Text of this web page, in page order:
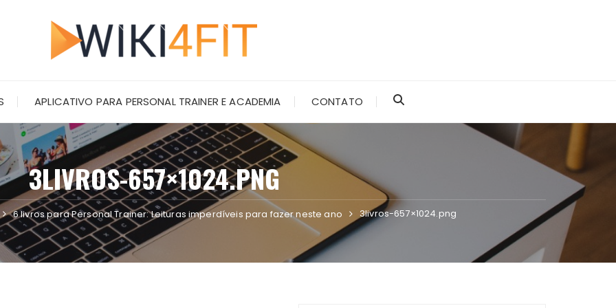
APLICATIVO PARA PERSONAL TRAINER E ACADEMIA CONTATO
3LIVROS-657×1024.PNG
6 livros para Personal Trainer: Leituras imperdíveis para fazer neste ano 3livros-657×1024.png